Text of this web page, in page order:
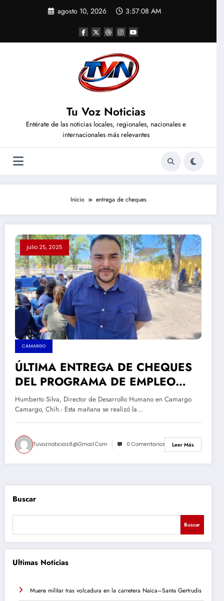
agosto 10, 2026 3:57:08 AM
Tu Voz Noticias
Entérate de las noticias locales, regionales, nacionales e
internacionales más relevantes
Inicio entrega de cheques
julio 25, 2025
CAMARGO
ÚLTIMA ENTREGA DE CHEQUES
DEL PROGRAMA DE EMPLEO
TEMPORAL BENEFICIA A MÁS DE
250 FAMILIAS EN CAMARGO
Humberto Silva, Director de Desarrollo Humano en Camargo
Camargo, Chih.- Esta mañana se realizó la…
Tuvoznoticias8@gmail.com 0 Comentarios Leer Más
Buscar
Buscar
Ultimas Noticias
Muere militar tras volcadura en la carretera Naica–Santa Gertrudis